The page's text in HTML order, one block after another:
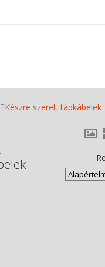
Készre szerelt tápkábelek